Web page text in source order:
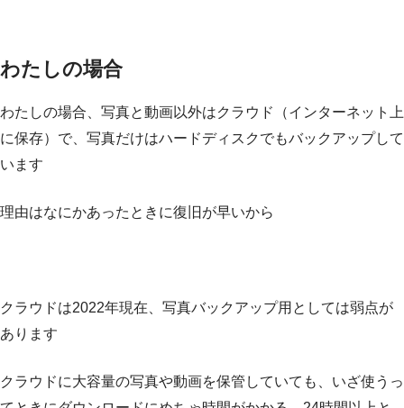
わたしの場合
わたしの場合、写真と動画以外はクラウド（インターネット上
に保存）で、写真だけはハードディスクでもバックアップして
います
理由はなにかあったときに復旧が早いから
クラウドは2022年現在、写真バックアップ用としては弱点が
あります
クラウドに大容量の写真や動画を保管していても、いざ使うっ